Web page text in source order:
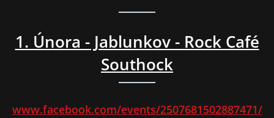
1. Února - Jablunkov - Rock Café
Southock
www.facebook.com/events/2507681502887471/